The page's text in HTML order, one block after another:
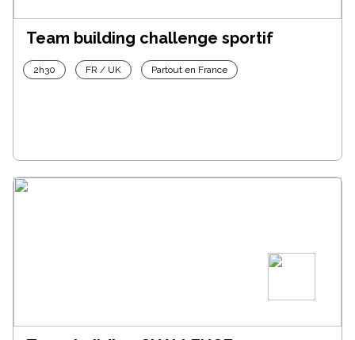
Team building challenge sportif
2h30 FR / UK Partout en France